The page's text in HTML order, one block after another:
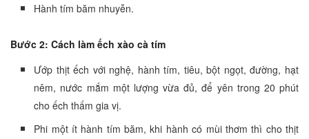
Hành tím băm nhuyễn.
Bước 2: Cách làm ếch xào cà tím
Ướp thịt ếch với nghệ, hành tím, tiêu, bột ngọt, đường, hạt
nêm, nước mắm một lượng vừa đủ, để yên trong 20 phút
cho ếch thấm gia vị.
Phi một ít hành tím băm, khi hành có mùi thơm thì cho thịt